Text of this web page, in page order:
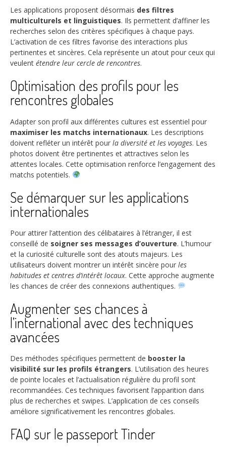
Les applications proposent désormais des filtres
multiculturels et linguistiques. Ils permettent d’affiner les
recherches selon des critères spécifiques à chaque pays.
L’activation de ces filtres favorise des interactions plus
pertinentes et sincères. Cela représente un atout pour ceux qui
veulent étendre leur cercle de rencontres.
Optimisation des profils pour les
rencontres globales
Adapter son profil aux différentes cultures est essentiel pour
maximiser les matchs internationaux. Les descriptions
doivent refléter un intérêt pour la diversité et les voyages. Les
photos doivent être pertinentes et attractives selon les
attentes locales. Cette optimisation renforce l’engagement des
matchs potentiels.
Se démarquer sur les applications
internationales
Pour attirer l’attention des célibataires à l’étranger, il est
conseillé de soigner ses messages d’ouverture. L’humour
et la curiosité culturelle sont des atouts majeurs. Les
utilisateurs doivent montrer un intérêt sincère pour les
habitudes et centres d’intérêt locaux. Cette approche augmente
les chances de créer des connexions authentiques.
Augmenter ses chances à
l’international avec des techniques
avancées
Des méthodes spécifiques permettent de booster la
visibilité sur les profils étrangers. L’utilisation des heures
de pointe locales et l’actualisation régulière du profil sont
recommandées. Ces techniques favorisent l’apparition dans
plus de recherches et swipes. L’application de ces conseils
améliore significativement les rencontres globales.
FAQ sur le passeport Tinder